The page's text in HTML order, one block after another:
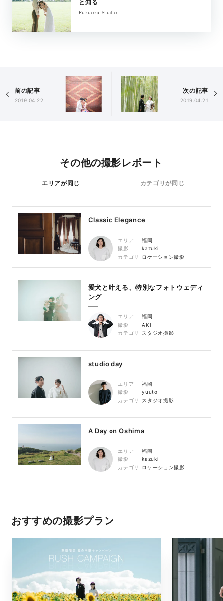
と知る
Fukuoka Studio
前の記事
2019.04.22
次の記事
2019.04.21
その他の撮影レポート
エリアが同じ カテゴリが同じ
Classic Elegance
エリア
福岡
撮影
kazuki
カテゴリ
ロケーション撮影
愛犬と叶える、特別なフォトウェディ
ング
エリア
福岡
撮影
AKI
カテゴリ
スタジオ撮影
studio day
エリア
福岡
撮影
yuuto
カテゴリ
スタジオ撮影
A Day on Oshima
エリア
福岡
撮影
kazuki
カテゴリ
ロケーション撮影
おすすめの撮影プラン